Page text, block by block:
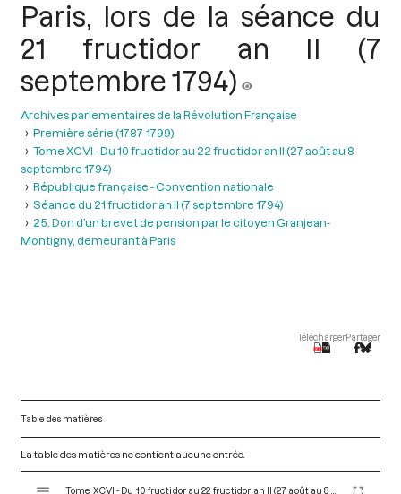
Paris, lors de la séance du
21 fructidor an II (7
septembre 1794)
Archives parlementaires de la Révolution Française
Première série (1787-1799)
Tome XCVI - Du 10 fructidor au 22 fructidor an II (27 août au 8
septembre 1794)
République française - Convention nationale
Séance du 21 fructidor an II (7 septembre 1794)
25. Don d’un brevet de pension par le citoyen Granjean-
Montigny, demeurant à Paris
TéléchargerPartager
Table des matières
La table des matières ne contient aucune entrée.